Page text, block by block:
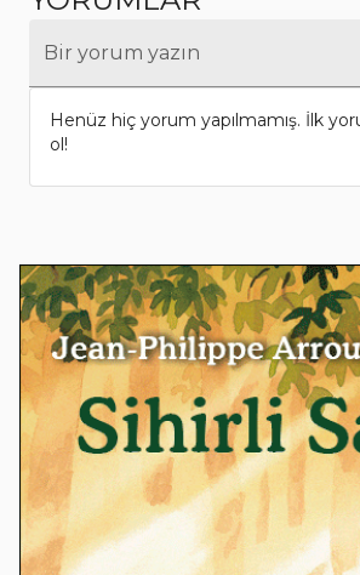
Bir yorum yazın
Henüz hiç yorum yapılmamış. İlk
ol!